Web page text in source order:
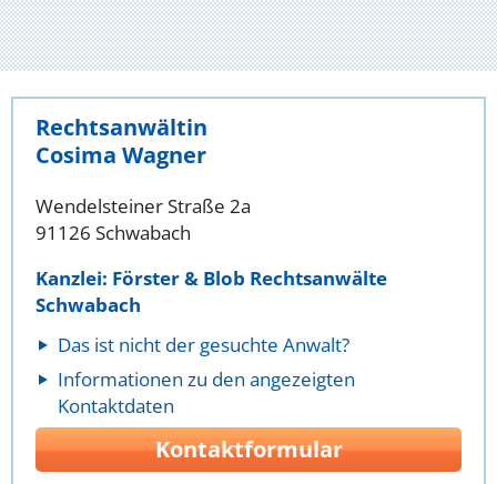
Rechtsanwältin
Cosima Wagner
Wendelsteiner Straße 2a
91126 Schwabach
Kanzlei: Förster & Blob Rechtsanwälte
Schwabach
Das ist nicht der gesuchte Anwalt?
Informationen zu den angezeigten
Kontaktdaten
Kontaktformular